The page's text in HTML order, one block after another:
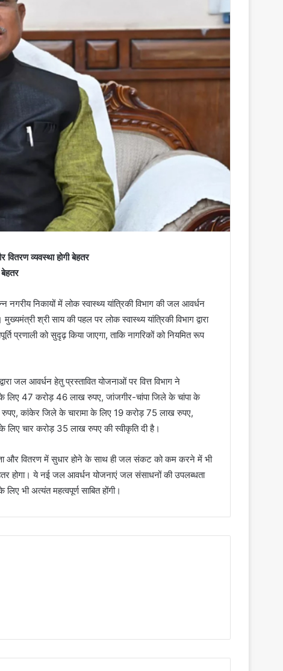
व्यवस्था होगी बेहतर
नगरीय निकायों में लोक स्वास्थ्य यांत्रिकी विभाग की जल आवर्धन
श्री साय की पहल पर लोक स्वास्थ्य यांत्रिकी विभाग द्वारा
प्रणाली को सुदृढ़ किया जाएगा, ताकि नागरिकों को नियमित रूप
जल आवर्धन हेतु प्रस्तावित योजनाओं पर वित्त विभाग ने
लिए 47 करोड़ 46 लाख रुपए, जांजगीर-चांपा जिले के चांपा के
कांकेर जिले के चारामा के लिए 19 करोड़ 75 लाख रुपए,
चार करोड़ 35 लाख रुपए की स्वीकृति दी है।
और वितरण में सुधार होने के साथ ही जल संकट को कम करने में भी
होगा। ये नई जल आवर्धन योजनाएं जल संसाधनों की उपलब्धता
भी अत्यंत महत्वपूर्ण साबित होंगी।